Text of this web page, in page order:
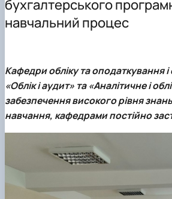
Конференції
Підготовка аспірантів
бухгалтерського
навчальний процес
Кафедри обліку та оподаткуванняі
«Облік і аудит» та«Аналітичне і
забезпечення високого рівня
навчання, кафедрами постійно